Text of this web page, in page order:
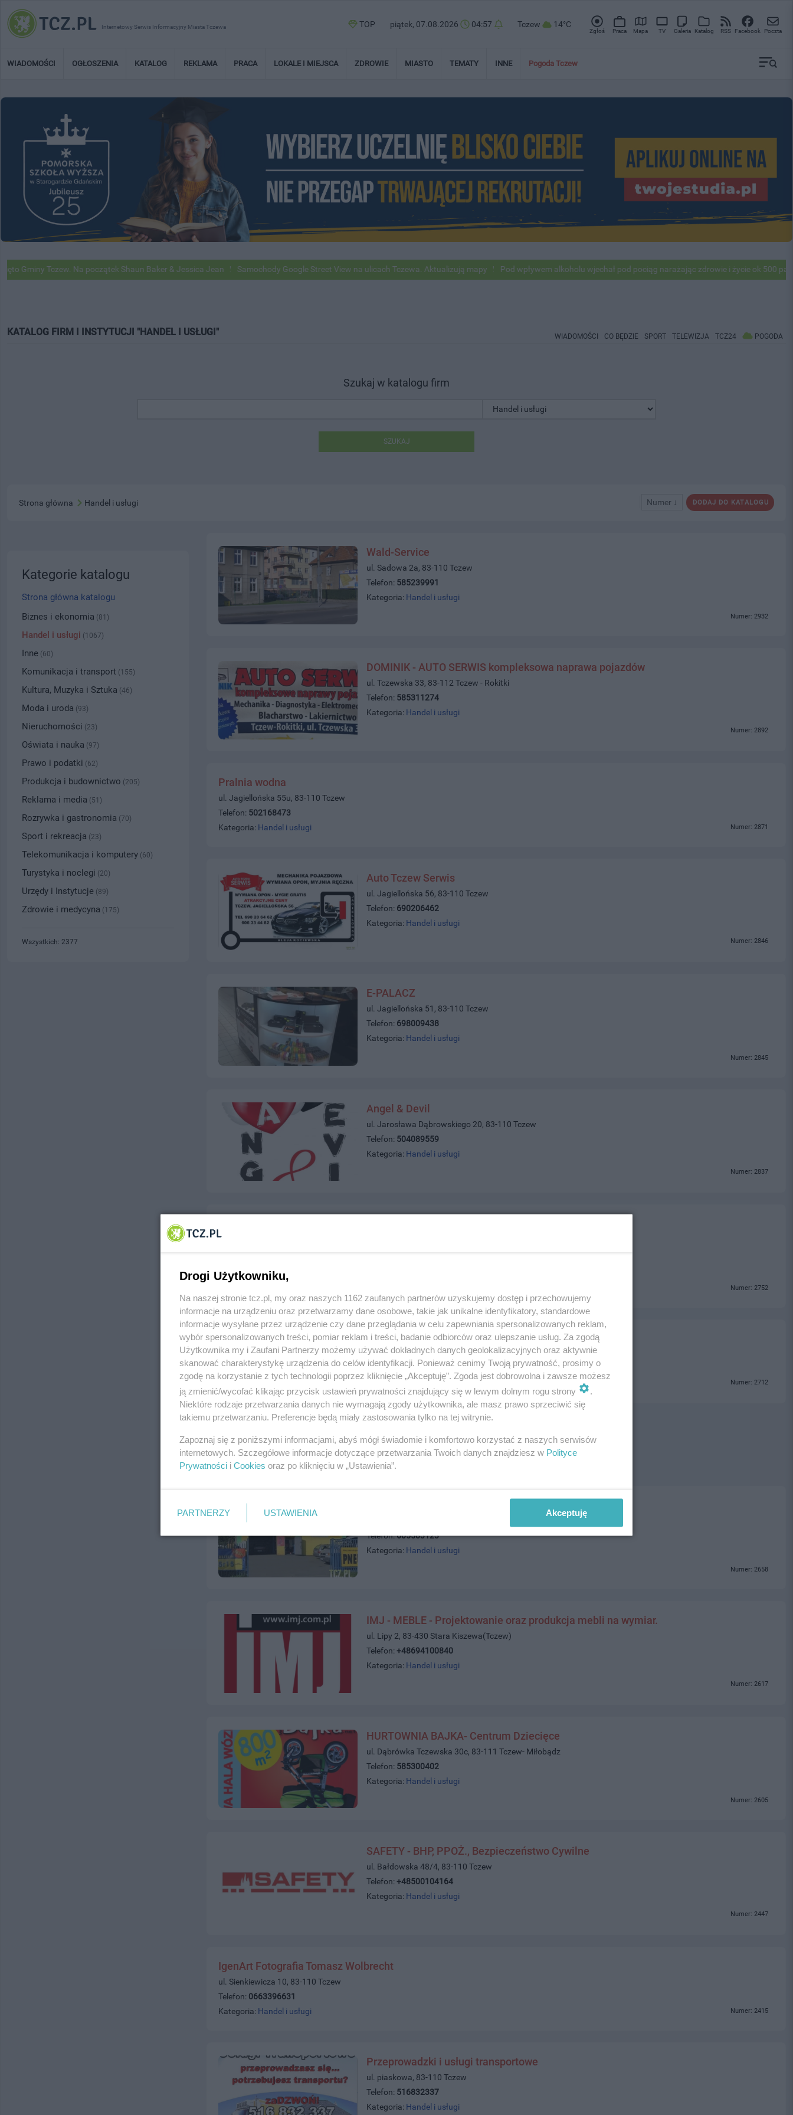
Internetowy Serwis Informacyjny Miasta Tczewa TOP piątek, 07.08.2026 04:57 Tczew 14°C
Zgłoś Praca Mapa TV Galeria Katalog RSS Facebook Poczta
WIADOMOŚCI OGŁOSZENIA KATALOG REKLAMA PRACA LOKALE I MIEJSCA ZDROWIE MIASTO TEMATY INNE Pogoda Tczew
Tczew. Na początek Shaun Baker & Jessica Jean Samochody Google Street View na ulicach Tczewa. Aktualizują mapy Pod wpływem alkoholu wjechał pod pociąg narażając zdrowie i życie ok 500
KATALOG FIRM I INSTYTUCJI "HANDEL I USŁUGI" WIADOMOŚCI CO BĘDZIE SPORT TELEWIZJA TCZ24 POGODA
Szukaj w katalogu firm
SZUKAJ
DODAJ DO KATALOGU
Numer ↓
Strona główna Handel i usługi
Wald-Service
ul. Sadowa 2a, 83-110 Tczew
Telefon: 585239991
Kategoria: Handel i usługi
Numer: 2932
DOMINIK - AUTO SERWIS kompleksowa naprawa pojazdów
ul. Tczewska 33, 83-112 Tczew - Rokitki
Telefon: 585311274
Kategoria: Handel i usługi
Numer: 2892
Pralnia wodna
ul. Jagiellońska 55u, 83-110 Tczew
Telefon: 502168473
Kategoria: Handel i usługi Numer: 2871
Auto Tczew Serwis
ul. Jagiellońska 56, 83-110 Tczew
Telefon: 690206462
Kategoria: Handel i usługi
Numer: 2846
E-PALACZ
ul. Jagiellońska 51, 83-110 Tczew
Telefon: 698009438
Kategoria: Handel i usługi
Numer: 2845
Angel & Devil
ul. Jarosława Dąbrowskiego 20, 83-110 Tczew
Telefon: 504089559
Kategoria: Handel i usługi
Numer: 2837
Numer: 2752
DDD Dobre Dla Domu Tczew
ul. Jagiellońska 55, 83-110 Tczew
Telefon:(58)5321001
Kategoria:
Handel i usługi Numer: 2712
Telefon:605583123
Kategoria: Handel i usługi
Numer: 2658
IMJ - MEBLE - Projektowanie oraz produkcja mebli na wymiar.
ul. Lipy 2, 83-430 Stara Kiszewa(Tczew)
Telefon:+48694100840
Kategoria: Handel i usługi
Numer: 2617
HURTOWNIA BAJKA- Centrum Dziecięce
ul. Dąbrówka Tczewska 30c, 83-111 Tczew- Miłobądz
Telefon: 585300402
Kategoria: Handel i usługi
Numer: 2605
SAFETY - BHP, PPOŻ., Bezpieczeństwo Cywilne
ul. Bałdowska 48/4, 83-110 Tczew
Telefon:+48500104164
Kategoria: Handel i usługi
Numer: 2447
IgenArt Fotografia Tomasz Wolbrecht
ul. Sienkiewicza 10, 83-110 Tczew
Telefon: 0663396631
Kategoria: Handel i usługi Numer: 2415
Przeprowadzki i usługi transportowe
ul. piaskowa, 83-110 Tczew
Telefon: 516832337
Kategoria: Handel i usługi
Kategorie katalogu
Strona główna katalogu
Biznes i ekonomia (81)
Handel i usługi (1067)
Inne (60)
Komunikacja i transport (155)
Kultura, Muzyka i Sztuka (46)
Moda i uroda (93)
Nieruchomości (23)
Oświata i nauka (97)
Prawo i podatki (62)
Produkcja i budownictwo (205)
Reklama i media (51)
Rozrywka i gastronomia (70)
Sport i rekreacja (23)
Telekomunikacja i komputery (60)
Turystyka i noclegi (20)
Urzędy i Instytucje (89)
Zdrowie i medycyna (175)
Wszystkich: 2377
Drogi Użytkowniku,
Na naszej stronie tcz.pl, my oraz naszych 1162 zaufanych partnerów uzyskujemy dostęp i przechowujemy
informacje na urządzeniu oraz przetwarzamy dane osobowe, takie jak unikalne identyfikatory, standardowe
informacje wysyłane przez urządzenie czy dane przeglądania w celu zapewniania spersonalizowanych reklam,
wybór spersonalizowanych treści, pomiar reklam i treści, badanie odbiorców oraz ulepszanie usług. Za zgodą
Użytkownika my i Zaufani Partnerzy możemy używać dokładnych danych geolokalizacyjnych oraz aktywnie
skanować charakterystykę urządzenia do celów identyfikacji. Ponieważ cenimy Twoją prywatność, prosimy o
zgodę na korzystanie z tych technologii poprzez kliknięcie „Akceptuję”. Zgoda jest dobrowolna i zawsze możesz
ją zmienić/wycofać klikając przycisk ustawień prywatności znajdujący się w lewym dolnym rogu strony
.
Niektóre rodzaje przetwarzania danych nie wymagają zgody użytkownika, ale masz prawo sprzeciwić się
takiemu przetwarzaniu. Preferencje będą miały zastosowania tylko na tej witrynie.
Zapoznaj się z poniższymi informacjami, abyś mógł świadomie i komfortowo korzystać z naszych serwisów
internetowych. Szczegółowe informacje dotyczące przetwarzania Twoich danych znajdziesz w Polityce
Prywatności i Cookies oraz po kliknięciu w „Ustawienia”.
PARTNERZY USTAWIENIA Akceptuję